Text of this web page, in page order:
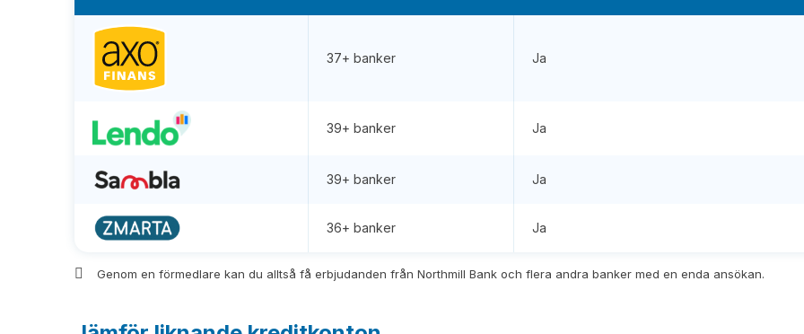
37+ banker Ja
39+ banker Ja
39+ banker Ja
36+ banker Ja
Genom en förmedlare kan du alltså få erbjudanden från Northmill Bank och flera andra banker med en enda ansökan.